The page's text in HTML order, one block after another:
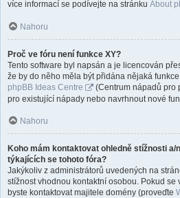
více informací se podívejte na stránku About
Nahoru
Proč ve fóru není funkce XY?
Tento software byl napsán a je licencován
že by do něho měla být přidána nějaká
phpBB Ideas Centre
(Centrum nápadů pro
pro existující nápady nebo navrhnout nové
Nahoru
Koho mám kontaktovat ohledně stížnosti a/
týkajících se tohoto fóra?
Jakýkoliv z administrátorů uvedených na
stížnost vhodnou kontaktní osobou. Pokud
byste kontaktovat majitele domény (proveďte